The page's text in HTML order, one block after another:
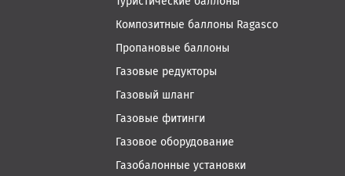
Композитные баллоны Ragasco
Пропановые баллоны
Газовые редукторы
Газовый шланг
Газовые фитинги
Газовое оборудование
Газобалонные установки